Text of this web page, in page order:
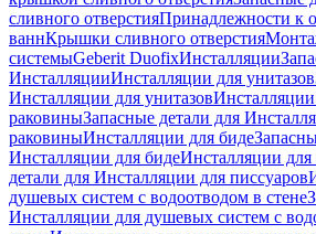
сливного отверстияПринадлежности к
ваннКрышки сливного отверстия
системыGeberit DuofixИнсталляции
ИнсталляцииИнсталляции для унитазов
Инсталляции для унитазов
раковиныЗапасные детали для
раковиныИнсталляции для биде
Инсталляции для бидеИнсталляции для
детали для Инсталляции для писсуаров
душевых систем с водоотводом в стене
Инсталляции для душевых систем с